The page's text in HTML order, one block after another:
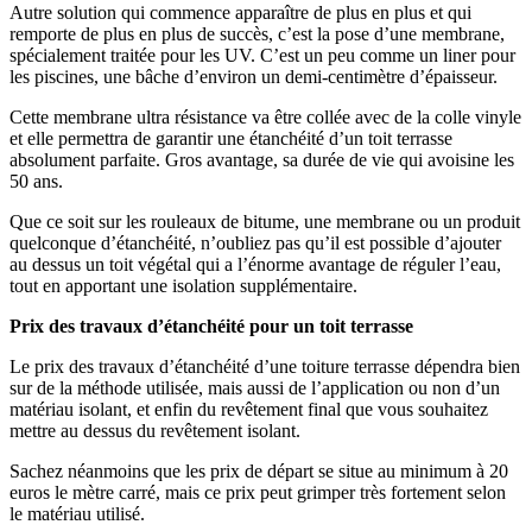
Autre solution qui commence apparaître de plus en plus et qui
remporte de plus en plus de succès, c’est la pose d’une membrane,
spécialement traitée pour les UV. C’est un peu comme un liner pour
les piscines, une bâche d’environ un demi-centimètre d’épaisseur.
Cette membrane ultra résistance va être collée avec de la colle vinyle
et elle permettra de garantir une étanchéité d’un toit terrasse
absolument parfaite. Gros avantage, sa durée de vie qui avoisine les
50 ans.
Que ce soit sur les rouleaux de bitume, une membrane ou un produit
quelconque d’étanchéité, n’oubliez pas qu’il est possible d’ajouter
au dessus un toit végétal qui a l’énorme avantage de réguler l’eau,
tout en apportant une isolation supplémentaire.
Prix des travaux d’étanchéité pour un toit terrasse
Le prix des travaux d’étanchéité d’une toiture terrasse dépendra bien
sur de la méthode utilisée, mais aussi de l’application ou non d’un
matériau isolant, et enfin du revêtement final que vous souhaitez
mettre au dessus du revêtement isolant.
Sachez néanmoins que les prix de départ se situe au minimum à 20
euros le mètre carré, mais ce prix peut grimper très fortement selon
le matériau utilisé.